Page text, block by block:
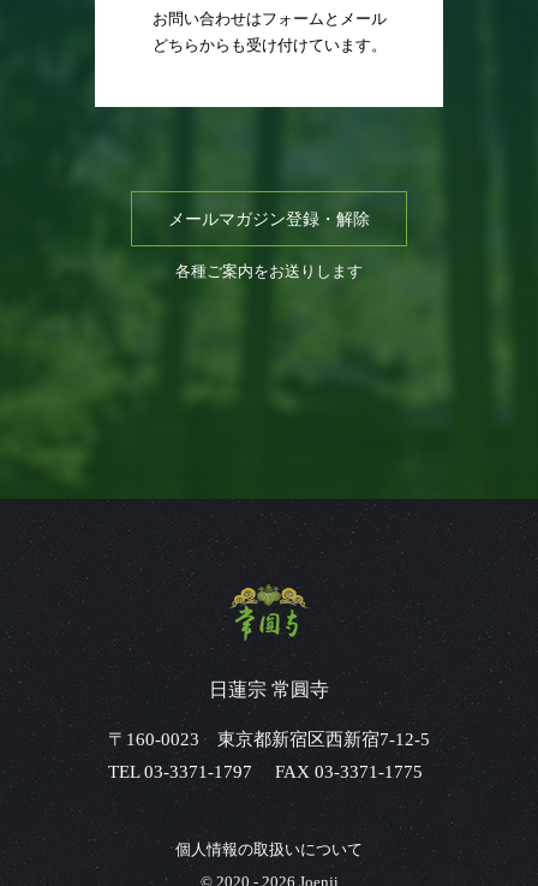
お問い合わせはフォームとメール
どちらからも受け付けています。
メールマガジン登録・解除
各種ご案内をお送りします
日蓮宗 常圓寺
〒160-0023 東京都新宿区西新宿7-12-5
TEL 03-3371-1797 FAX 03-3371-1775
個人情報の取扱いについて
© 2020 - 2026 Joenji